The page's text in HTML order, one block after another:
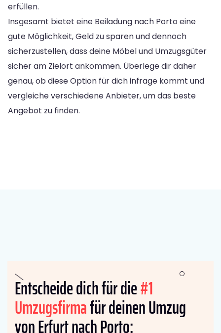
erfüllen.
Insgesamt bietet eine Beiladung nach Porto eine
gute Möglichkeit, Geld zu sparen und dennoch
sicherzustellen, dass deine Möbel und Umzugsgüter
sicher am Zielort ankommen. Überlege dir daher
genau, ob diese Option für dich infrage kommt und
vergleiche verschiedene Anbieter, um das beste
Angebot zu finden.
Entscheide dich für die#1
Umzugsfirmafür deinen Umzug
von Erfurt nach Porto: